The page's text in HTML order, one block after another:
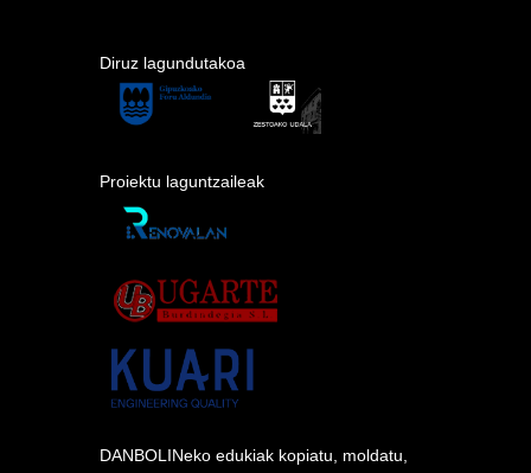
Diruz lagundutakoa
Proiektu laguntzaileak
DANBOLINeko edukiak kopiatu, moldatu,